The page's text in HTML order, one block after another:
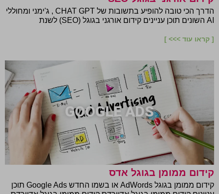
הדרך הכי טובה להופיע בתשובות של CHAT GPT , ג'ימני ומחוללי
AI השונים תוכן עניינים קידום אורגני בגוגל (SEO) לשנת
[ קראו עוד >>> ]
GOOGLE ADS
קידום ממומן בגוגל אדס
קידום ממומן בגוגל AdWords או בשמו החדש Google Ads תוכן